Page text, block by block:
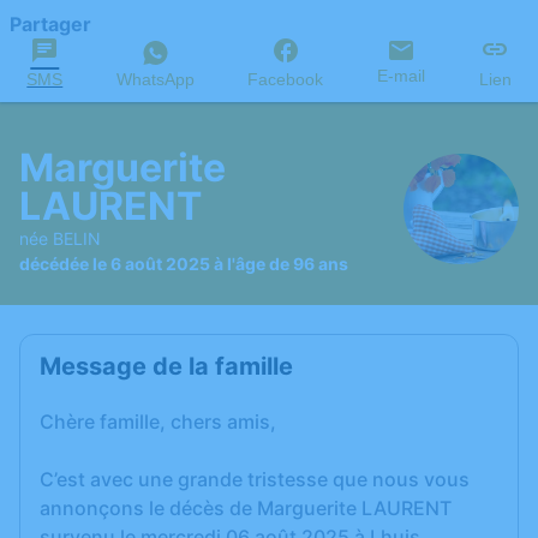
Partager
SMS WhatsApp Facebook E-mail Lien
Marguerite
LAURENT
née BELIN
décédée le 6 août 2025 à l'âge de 96 ans
Message de la famille
Chère famille, chers amis,
C’est avec une grande tristesse que nous vous
annonçons le décès de Marguerite LAURENT